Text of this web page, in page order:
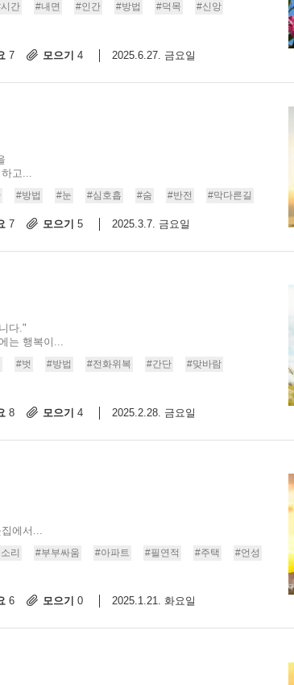
간 #내면 #인간 #방법 #덕목
#신앙
7 모으기 4 2025.6.27. 금요일
고...
#방법 #눈 #심호흡 #숨 #반전 #막다른길
7 모으기 5 2025.3.7. 금요일
다."
는 행복이...
#벗 #방법 #전화위복 #간단
#맞바람
8 모으기 4 2025.2.28. 금요일
에서...
리 #부부싸움 #아파트 #필연적 #주택
#언성
6 모으기 0 2025.1.21. 화요일